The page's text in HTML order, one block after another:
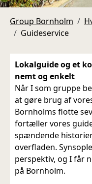
Group Bornholm
Guideservice
Lokalguide og et
nemt og enkelt
Når I som gruppe
at gøre brug af
Bornholms flotte
fortæller vores
spændende
overfladen.
perspektiv, og I får
på Bornholm.